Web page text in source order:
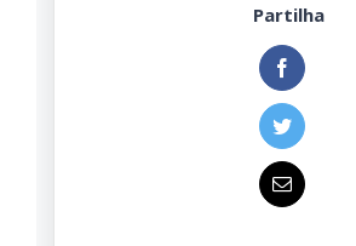
Partilha